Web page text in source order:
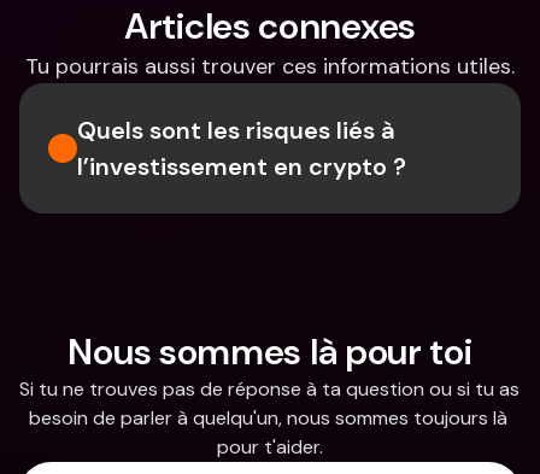
Articles connexes
Tu pourrais aussi trouver ces informations utiles.
Quels sont les risques liés à
l’investissement en crypto ?
Nous sommes là pour toi
Si tu ne trouves pas de réponse à ta question ou si tu as
besoin de parler à quelqu'un, nous sommes toujours là
pour t'aider.